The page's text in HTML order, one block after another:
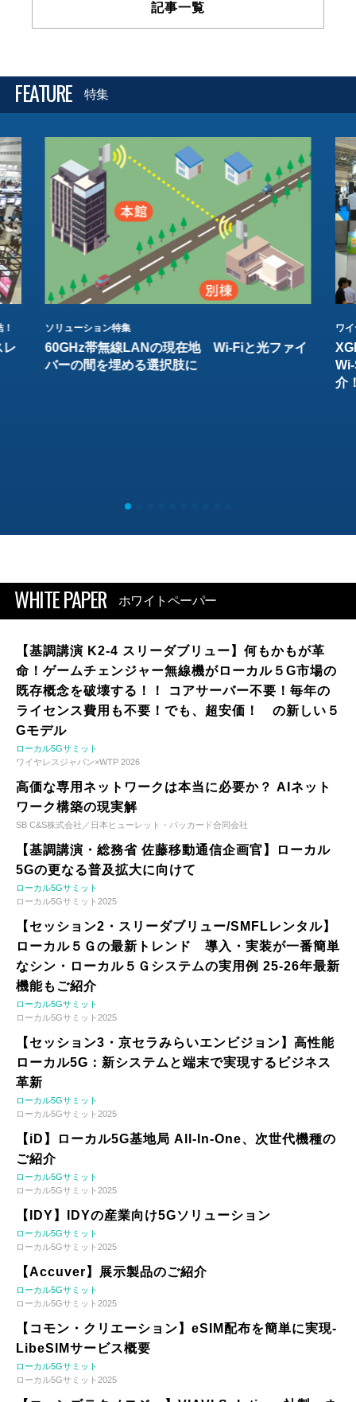
記事一覧
FEATURE 特集
レ
ソリューション特集
60GHz帯無線LANの現在地 Wi-Fiと光ファイ
バーの間を埋める選択肢に
ワ
介
WHITE PAPER ホワイトペーパー
【基調講演 K2-4 スリーダブリュー】何もかもが革
命！ゲームチェンジャー無線機がローカル５G市場の
既存概念を破壊する！！ コアサーバー不要！毎年の
ライセンス費用も不要！でも、超安価！ の新しい５
Gモデル
ローカル5Gサミット
ワイヤレスジャパン×WTP 2026
高価な専用ネットワークは本当に必要か？ AIネット
ワーク構築の現実解
SB C&S株式会社／日本ヒューレット・パッカード合同会社
【基調講演・総務省 佐藤移動通信企画官】ローカル
5Gの更なる普及拡大に向けて
ローカル5Gサミット
ローカル5Gサミット2025
【セッション2・スリーダブリュー/SMFLレンタル】
ローカル５Ｇの最新トレンド 導入・実装が一番簡単
なシン・ローカル５Ｇシステムの実用例 25-26年最新
機能もご紹介
ローカル5Gサミット
ローカル5Gサミット2025
【セッション3・京セラみらいエンビジョン】高性能
ローカル5G：新システムと端末で実現するビジネス
革新
ローカル5Gサミット
ローカル5Gサミット2025
【iD】ローカル5G基地局 All-In-One、次世代機種の
ご紹介
ローカル5Gサミット
ローカル5Gサミット2025
【IDY】IDYの産業向け5Gソリューション
ローカル5Gサミット
ローカル5Gサミット2025
【Accuver】展示製品のご紹介
ローカル5Gサミット
ローカル5Gサミット2025
【コモン・クリエーション】eSIM配布を簡単に実現-
LibeSIMサービス概要
ローカル5Gサミット
ローカル5Gサミット2025